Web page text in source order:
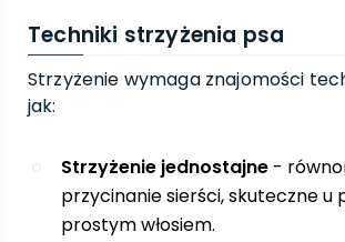
Techniki strzyżenia psa
Strzyżenie wymaga znajomości
jak:
Strzyżenie jednostajne -
przycinanie sierści, skuteczne u
prostym włosiem.